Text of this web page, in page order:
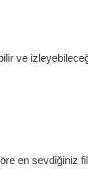
ve
en sevdiğiniz